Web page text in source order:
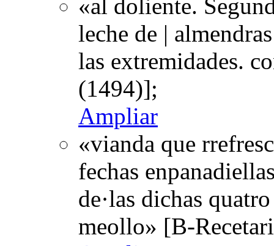
«al doliente.
leche de |
las extremidades.
(1494)];
Ampliar
«vianda que
fechas
de·las dichas
meollo» [B-